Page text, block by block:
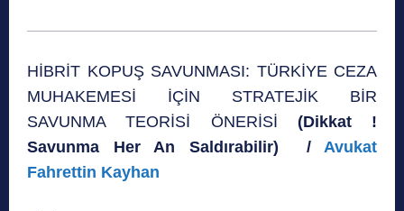
HİBRİT KOPUŞ SAVUNMASI: TÜRKİYE CEZA
MUHAKEMESİ İÇİN STRATEJİK BİR
SAVUNMA TEORİSİ ÖNERİSİ (Dikkat !
Savunma Her An Saldırabilir) / Avukat
Fahrettin Kayhan